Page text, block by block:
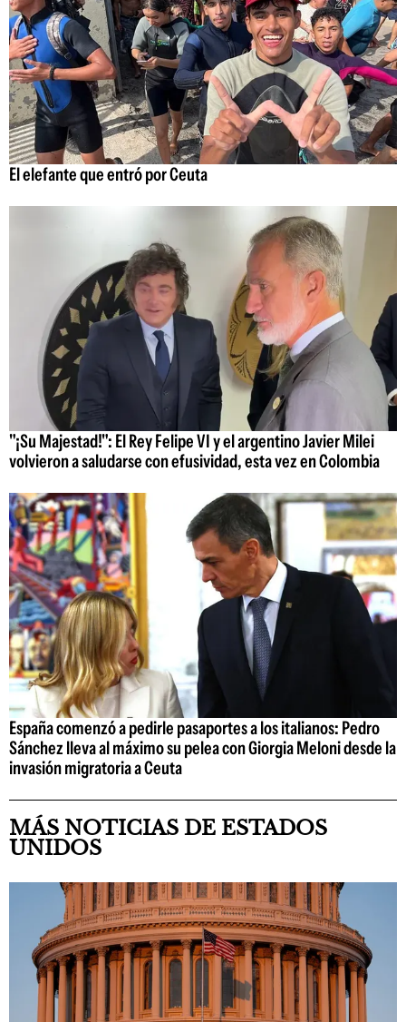
El elefante que entró por Ceuta
"¡Su Majestad!": El Rey Felipe VI y el argentino Javier Milei
volvieron a saludarse con efusividad, esta vez en Colombia
España comenzó a pedirle pasaportes a los italianos: Pedro
Sánchez lleva al máximo su pelea con Giorgia Meloni desde la
invasión migratoria a Ceuta
MÁS NOTICIAS DE ESTADOS
UNIDOS